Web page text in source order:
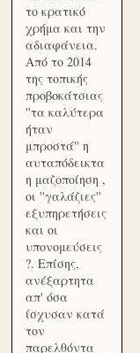
το κρατικό
χρήμα και την
αδιαφάνεια.
Από το 2014
της τοπικής
προβοκάτσιας
''τα καλύτερα
ήταν
μπροστά'' η
αυταπόδεικτα
η μαζοποίηση ,
οι ''γαλάζιες''
εξυπηρετήσεις
και οι
υπονομεύσεις
?. Επίσης,
ανέξαρτητα
απ' όσα
ίσχυσαν κατά
τον
παρελθόντα